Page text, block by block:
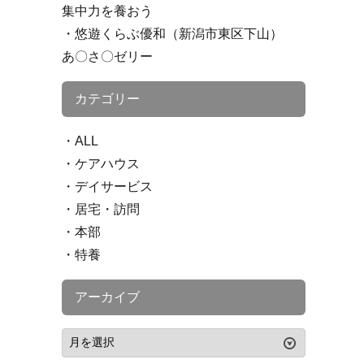
集中力を養おう
悠遊くらぶ優和（新潟市東区下山）
あ〇さ〇ゼリー
カテゴリー
ALL
ケアハウス
デイサービス
居宅・訪問
本部
特養
アーカイブ